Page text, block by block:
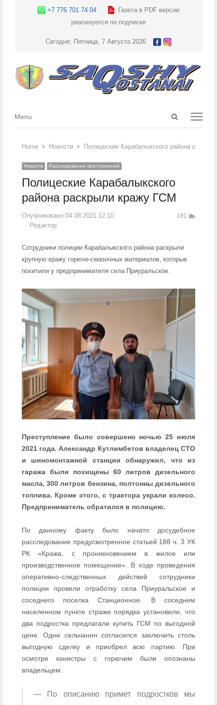
+7 776 701 74 04
Газета в PDF версии
реализуется по подписке
Сегодня: Пятница, 7 Августа 2026
Open
Menu
Menu
Home Новости Полицеские Карабалыкского района
Новости Расследование преступлений
Полицеские Карабалыкского
района раскрыли кражу ГСМ
Опубликовано:04.08.2021 12:10
Author
Редактор
181
Сотрудники полиции Карабалыкского района раскрыли
крупную кражу горюче-смазочных материалов, которые
похитили у предпринимателя села Приуральское.
Преступление было совершено ночью 25 июля
2021 года. Александр Кутлимбетов владелец СТО
и шиномонтажной станции обнаружил, что из
гаража были похищены 60 литров дизельного
масла, 300 литров бензина, полтонны дизельного
топлива. Кроме этого, с трактора украли колесо.
Предприниматель обратился в полицию.
По данному факту было начато досудебное
расследование предусмотренное статьей 188 ч. 3 УК
РК «Кража, с проникновением в жилое или
производственное помещение». В ходе проведения
оперативно-следственных действий сотрудники
полиции провели отработку села Приуральское и
соседнего поселка Станционное. В соседнем
населенном пункте стражи порядка установили, что
два подростка предлагали купить ГСМ по выгодной
цене. Одни сельчанин согласился заключить столь
выгодную сделку и приобрел всю партию. При
осмотре канистры с горючим были опознаны
владельцем.
— По описанию примет подростков мы